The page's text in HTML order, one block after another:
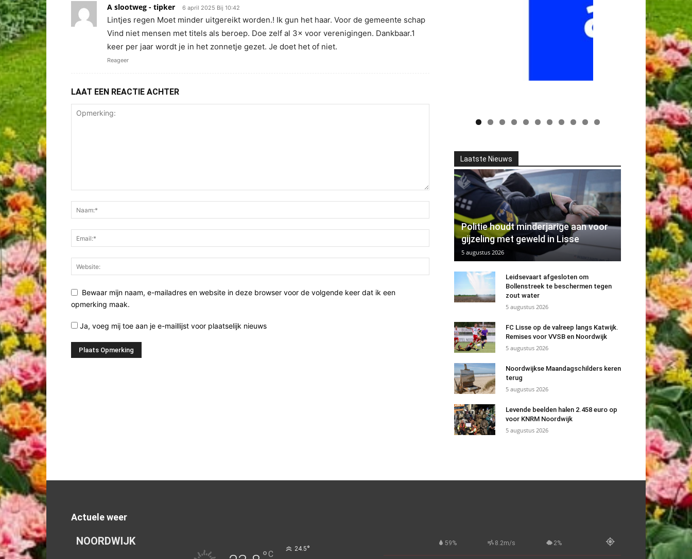
te
verhogen
A slootweg - tipker 6 april 2025 Bij 10:42
Lintjes regen Moet minder uitgereikt worden.! Ik gun het haar. Voor de gemeente schap
Vind niet mensen met titels als beroep. Doe zelf al 3× voor verenigingen. Dankbaar.1
keer per jaar wordt je in het zonnetje gezet. Je doet het of niet.
Reageer
LAAT EEN REACTIE ACHTER
Bewaar mijn naam, e-mailadres en website in deze browser voor de volgende keer dat ik een
opmerking maak.
Ja, voeg mij toe aan je e-maillijst voor plaatselijk nieuws
Laatste Nieuws
Politie houdt minderjarige aan voor
gijzeling met geweld in Lisse
5 augustus 2026
Leidsevaart afgesloten om
Bollenstreek te beschermen tegen
zout water
5 augustus 2026
FC Lisse op de valreep langs Katwijk.
Remises voor VVSB en Noordwijk
5 augustus 2026
Noordwijkse Maandagschilders keren
terug
5 augustus 2026
Levende beelden halen 2.458 euro op
voor KNRM Noordwijk
5 augustus 2026
Actuele weer
NOORDWIJK
C
24.5°
59% 8.2m/s 2%